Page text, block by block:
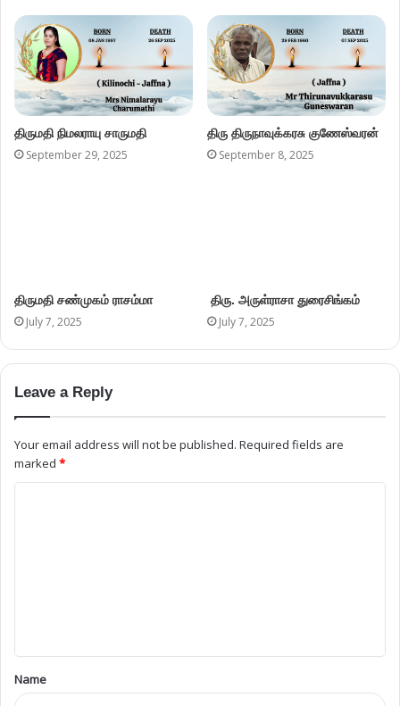
திருமதி நிமலராயு சாருமதி
September 29, 2025
திரு திருநாவுக்கரசு குணேஸ்வரன்
September 8, 2025
திருமதி சண்முகம் ராசம்மா
July 7, 2025
திரு. அருள்ராசா துரைசிங்கம்
July 7, 2025
Leave a Reply
Your email address will not be published. Required fields are
marked *
Name